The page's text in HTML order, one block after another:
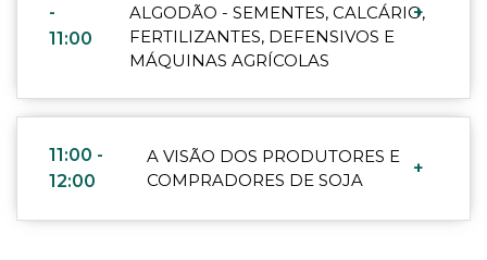
-
11:00
ALGODÃO - SEMENTES, CALCÁRIO,
FERTILIZANTES, DEFENSIVOS E
MÁQUINAS AGRÍCOLAS
+
11:00 -
12:00
A VISÃO DOS PRODUTORES E
COMPRADORES DE SOJA
+